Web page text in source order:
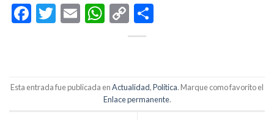
Facebook
Twitter
EmailWhatsApp
Copy
Link
Esta entrada fue publicada enActualidad,Política. Marque como favorito el
Enlace permanente.